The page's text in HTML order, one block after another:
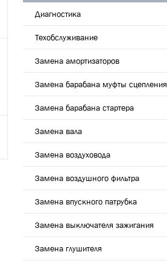
Диагностика
Техобслуживание
Замена амортизаторов
Замена барабана муфты сцепления
Замена барабана стартера
Замена вала
Замена воздуховода
Замена воздушного фильтра
Замена впускного патрубка
Замена выключателя зажигания
Замена глушителя